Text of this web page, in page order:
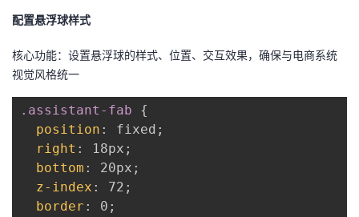
配置悬浮球样式
核心功能：设置悬浮球的样式、位置、交互效果，确保与电商系统
视觉风格统一
.assistant-fab
{
position : fixed ;
right : 18px ;
bottom : 20px ;
z-index : 72 ;
border : 0 ;